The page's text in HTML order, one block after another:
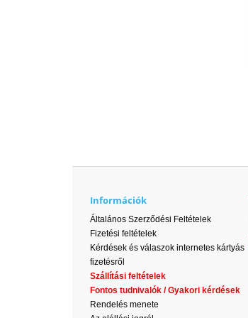
Információk
Általános Szerződési Feltételek
Fizetési feltételek
Kérdések és válaszok internetes kártyás
fizetésről
Szállítási feltételek
Fontos tudnivalók / Gyakori kérdések
Rendelés menete